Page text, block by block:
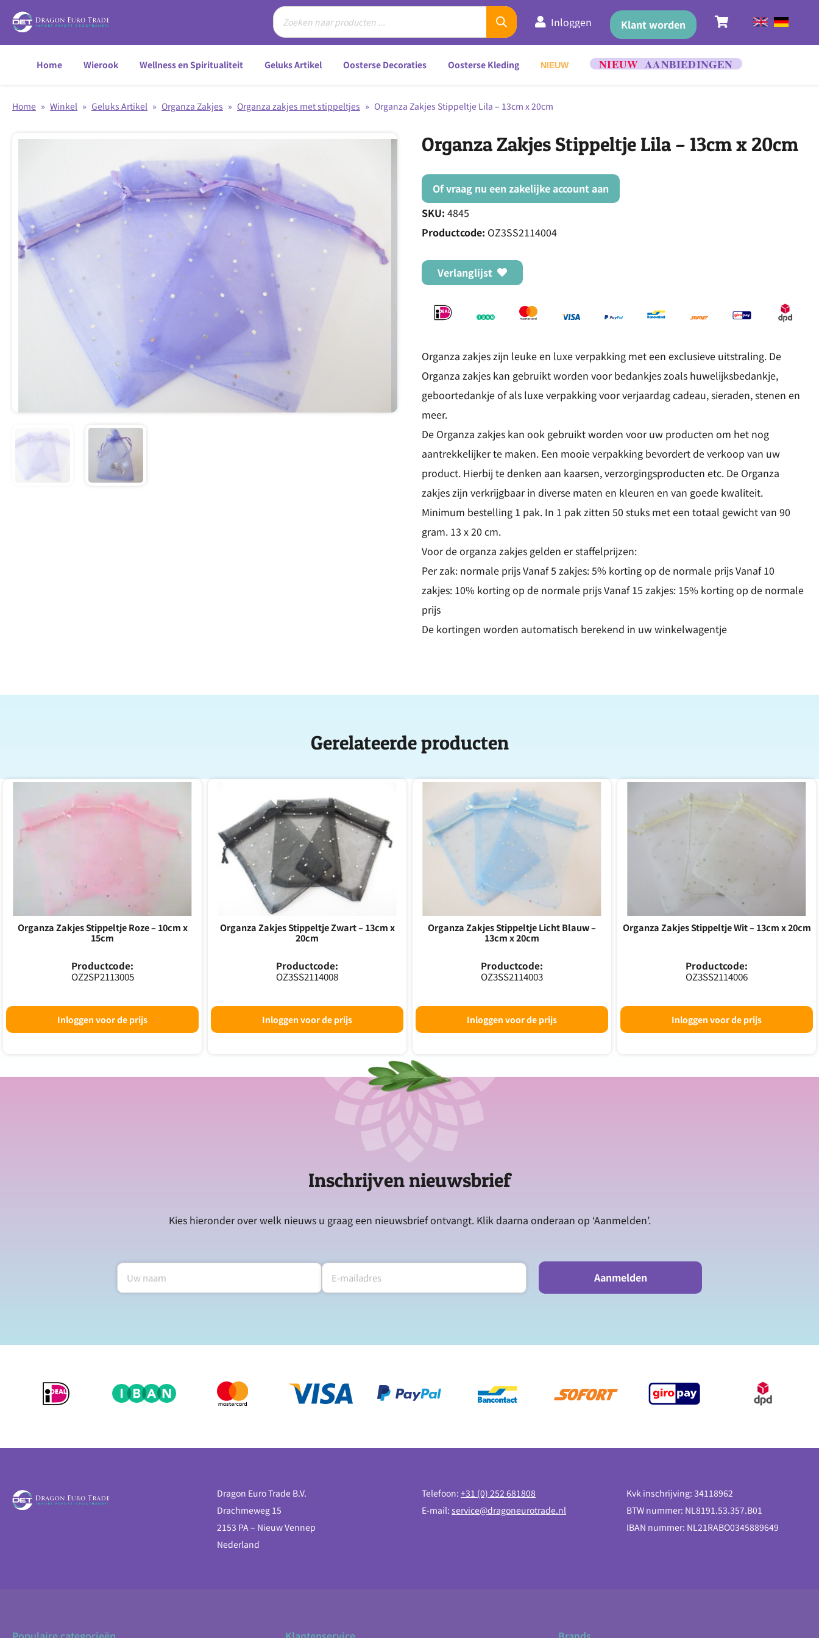
Inloggen Klant worden
Home Wierook Wellness en Spiritualiteit Geluks Artikel Oosterse Decoraties Oosterse Kleding NIEUW
Home » Winkel » Geluks Artikel » Organza Zakjes » Organza zakjes met stippeltjes » Organza Zakjes Stippeltje Lila – 13cm x 20cm
Organza Zakjes Stippeltje Lila – 13cm x 20cm
Of vraag nu een zakelijke account aan
SKU: 4845
Productcode: OZ3SS2114004
Verlanglijst
Organza zakjes zijn leuke en luxe verpakking met een exclusieve uitstraling. De
Organza zakjes kan gebruikt worden voor bedankjes zoals huwelijksbedankje,
geboortedankje of als luxe verpakking voor verjaardag cadeau, sieraden, stenen en
meer.
De Organza zakjes kan ook gebruikt worden voor uw producten om het nog
aantrekkelijker te maken. Een mooie verpakking bevordert de verkoop van uw
product. Hierbij te denken aan kaarsen, verzorgingsproducten etc. De Organza
zakjes zijn verkrijgbaar in diverse maten en kleuren en van goede kwaliteit.
Minimum bestelling 1 pak. In 1 pak zitten 50 stuks met een totaal gewicht van 90
gram. 13 x 20 cm.
Voor de organza zakjes gelden er staffelprijzen:
Per zak: normale prijs Vanaf 5 zakjes: 5% korting op de normale prijs Vanaf 10
zakjes: 10% korting op de normale prijs Vanaf 15 zakjes: 15% korting op de normale
prijs
De kortingen worden automatisch berekend in uw winkelwagentje
Gerelateerde producten
Organza Zakjes Stippeltje Roze – 10cm x
15cm
Productcode:
OZ2SP2113005
Inloggen voor de prijs
Organza Zakjes Stippeltje Zwart – 13cm x
20cm
Productcode:
OZ3SS2114008
Inloggen voor de prijs
Organza Zakjes Stippeltje Licht Blauw –
13cm x 20cm
Productcode:
OZ3SS2114003
Inloggen voor de prijs
Organza Zakjes Stippeltje Wit – 13cm x 20cm
Productcode:
OZ3SS2114006
Inloggen voor de prijs
Inschrijven nieuwsbrief
Kies hieronder over welk nieuws u graag een nieuwsbrief ontvangt. Klik daarna onderaan op ‘Aanmelden’.
Aanmelden
Dragon Euro Trade B.V.
Drachmeweg 15
2153 PA – Nieuw Vennep
Nederland
Telefoon: +31 (0) 252 681808
E-mail: service@dragoneurotrade.nl
Kvk inschrijving: 34118962
BTW nummer: NL8191.53.357.B01
IBAN nummer: NL21RABO0345889649